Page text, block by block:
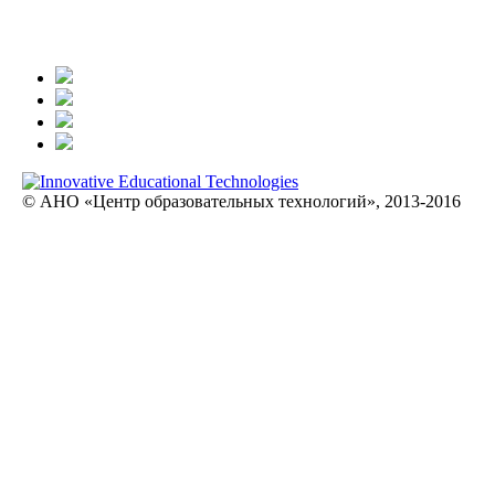
© АНО «Центр образовательных технологий», 2013-2016